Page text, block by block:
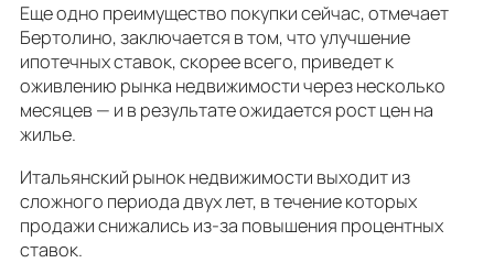
Еще одно преимущество покупки сейчас, отмечает
Бертолино, заключается в том, что улучшение
ипотечных ставок, скорее всего, приведет к
оживлению рынка недвижимости через несколько
месяцев — и в результате ожидается рост цен на
жилье.
Итальянский рынок недвижимости выходит из
сложного периода двух лет, в течение которых
продажи снижались из-за повышения процентных
ставок.